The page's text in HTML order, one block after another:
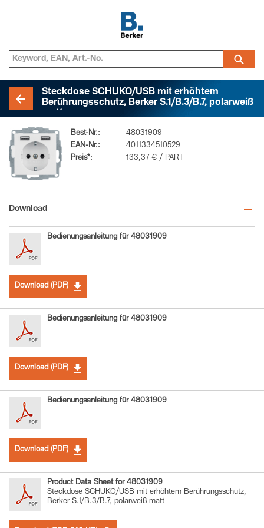
Steckdose SCHUKO/USB mit erhöhtem
Berührungsschutz, Berker S.1/B.3/B.7, polarweiß
Best-Nr.:
48031909
EAN-Nr.:
4011334510529
Preis*:
133,37 € / PART
Download
Bedienungsanleitung für 48031909
Download (PDF)
Bedienungsanleitung für 48031909
Download (PDF)
Bedienungsanleitung für 48031909
Download (PDF)
Product Data Sheet for 48031909
Steckdose SCHUKO/USB mit erhöhtem Berührungsschutz,
Berker S.1/B.3/B.7, polarweiß matt